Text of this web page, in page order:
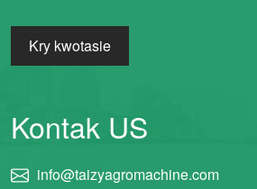
Kry kwotasie
Kontak US
info@taizyagromachine.com